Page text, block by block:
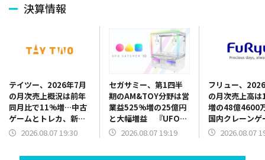
決算情報
テイツー、2026年7月
の月次売上概況は前年
同月比で11%増…中古
ゲームとトレカ、新品
トレカがけん引
2026.08.07 19:30
セガサミー、第1四半
期のAM&TOY分野は営
業益525%増の25億円
と大幅増益 『UFO
CATCHER 10』販売好
2026.08.07 19:19
フリュー、
の月次売上高
増の48億4600
国内クレーンゲ
品が販売好調、
2026.08.07